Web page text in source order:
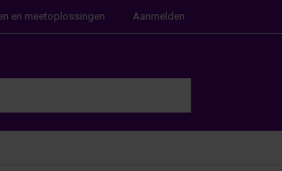
en meetoplossingen Aanmelden